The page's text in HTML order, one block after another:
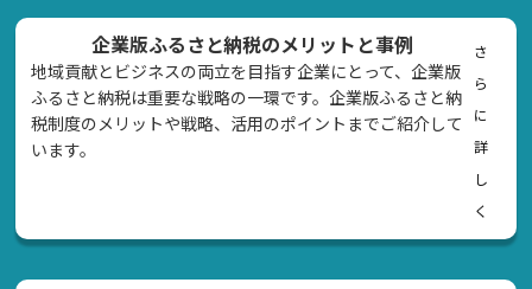
企業版ふるさと納税のメリットと事例
地域貢献とビジネスの両立を目指す企業にとって、企業版
ふるさと納税は重要な戦略の一環です。企業版ふるさと納
税制度のメリットや戦略、活用のポイントまでご紹介して
います。
さ
ら
に
詳
し
く